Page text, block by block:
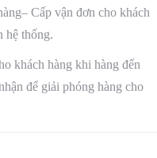
Cấp vận đơn cho khách
hệ thống.
khách hàng khi hàng đến
để giải phóng hàng cho